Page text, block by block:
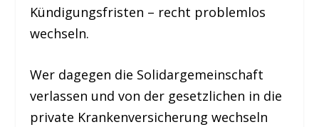
Kündigungsfristen – recht problemlos
wechseln.
Wer dagegen die Solidargemeinschaft
verlassen und von der gesetzlichen in die
private Krankenversicherung wechseln